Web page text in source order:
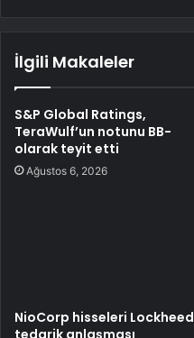
İlgili Makaleler
S&P Global Ratings,
TeraWulf’un notunu BB-
olarak teyit etti
Ağustos 6, 2026
NioCorp hisseleri Lockheed
tedarik anlaşması